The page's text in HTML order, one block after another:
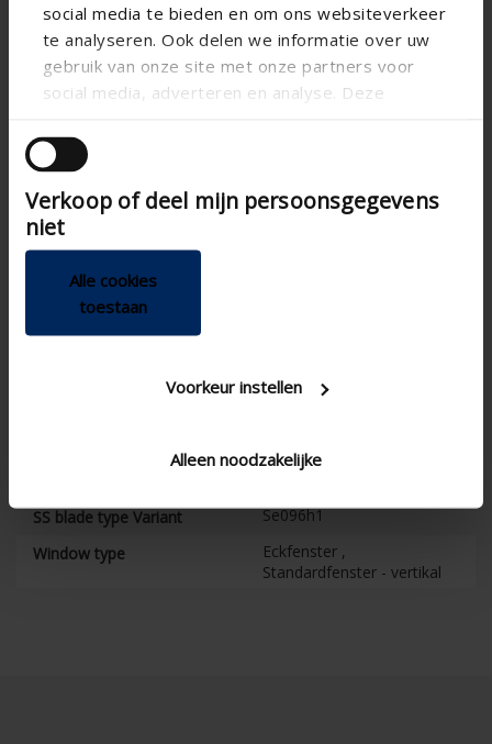
social media te bieden en om ons websiteverkeer
te analyseren. Ook delen we informatie over uw
gebruik van onze site met onze partners voor
social media, adverteren en analyse. Deze
andere informatie die u aan ze heeft verstrekt of
die ze hebben verzameld op basis van uw gebruik
van hun services.
Verkoop of deel mijn persoonsgegevens
niet
Alle cookies
toestaan
Voorkeur instellen
Alleen noodzakelijke
Technische Spezifikationen
Alignment
Substance
Blade shape
Wohngebäude , Schule ,
Renovierung , Projekt ,
SS blade type Variant
Se096h1
Window type
Eckfenster ,
Standardfenster - vertikal